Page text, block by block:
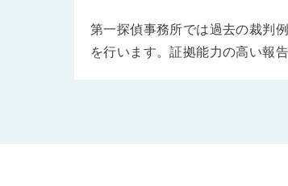
第一探偵事務所では過去の裁判
を行います。証拠能力の高い報